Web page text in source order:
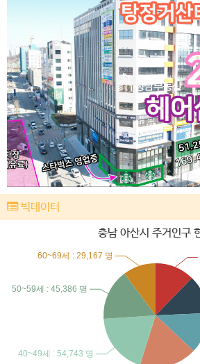
빅데이터
충남 아산시 주거인구